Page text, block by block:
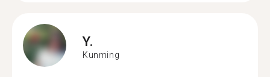
Y.
Kunming